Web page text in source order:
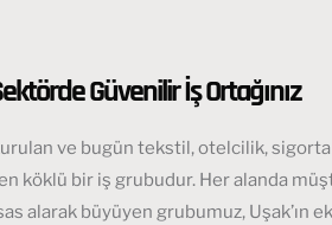
Güvenilir İş Ortağınız
ve bugün tekstil, otelcilik,
köklü bir iş grubudur. Her alanda
alarak büyüyen grubumuz, Uşak’ın